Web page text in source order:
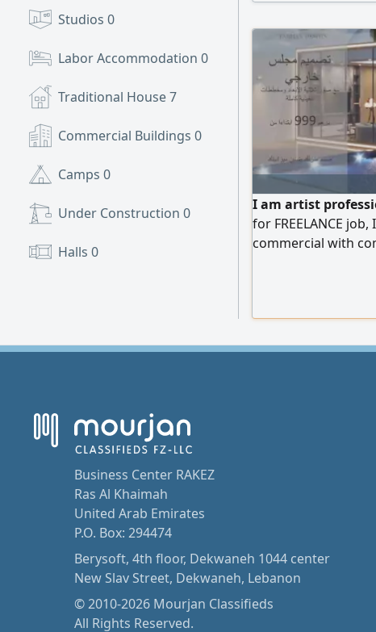
Studios 0
Labor Accommodation 0
Traditional House7
Commercial Buildings 0
Camps 0
Under Construction 0
Halls 0
I am artist
for FREELANCE
commercial with
Elevation drawing
Business Center RAKEZ
Ras Al Khaimah
United Arab Emirates
P.O. Box: 294474
Berysoft, 4th floor, Dekwaneh 1044 center
New Slav Street, Dekwaneh, Lebanon
© 2010-2026 Mourjan Classifieds
All Rights Reserved.